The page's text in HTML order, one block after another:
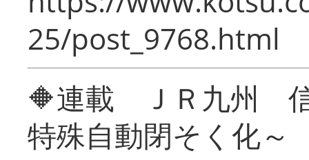
25/post_9768.html
🔶連載 ＪＲ九州 信
特殊自動閉そく化～